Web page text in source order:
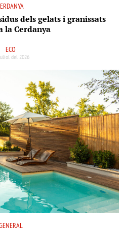
dels gelats i granissats
la Cerdanya
ECO
del 2026